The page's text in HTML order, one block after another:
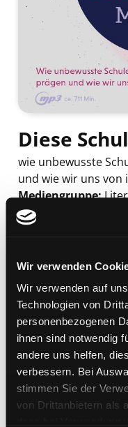
Wir verwenden
Wir verwenden auf
Technologien von
personenbezogenen
ihnen sind notwendig
andere uns helfen,
verbessern. Bei
stimmen Sie der
von Drittanbietern als
Diese
wie unbewusste
und wie wir uns von
Mediengruppe:
Verfasser:
Mehr
Zweigstelle: Süd
Signatur:
Standort 2: